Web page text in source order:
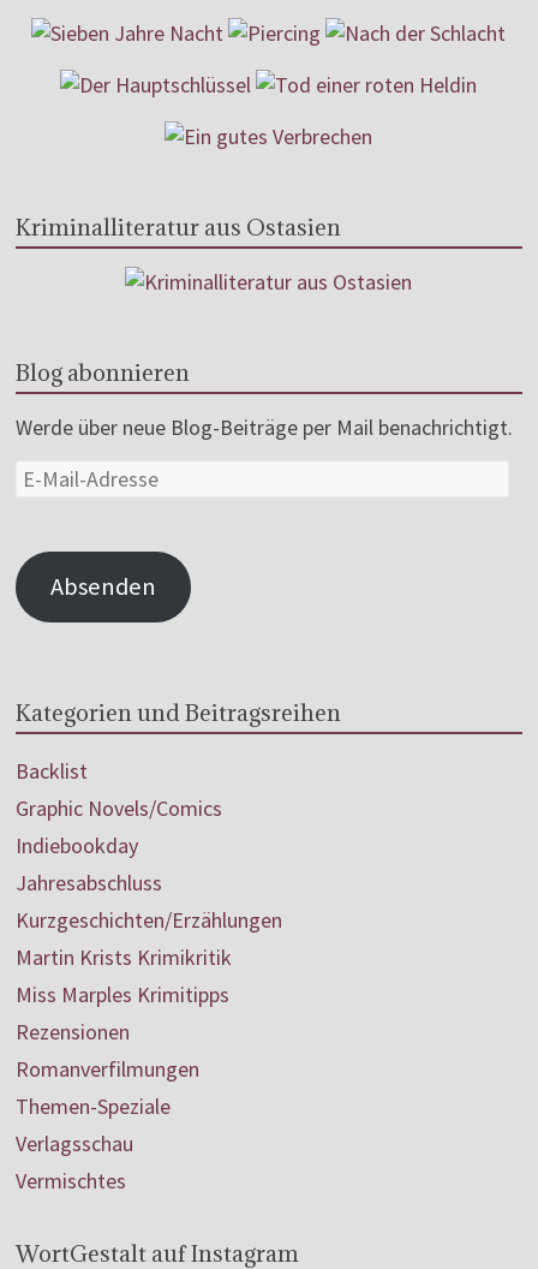
Kriminalliteratur aus Ostasien
Blog abonnieren
Werde über neue Blog-Beiträge per Mail benachrichtigt.
Absenden
Kategorien und Beitragsreihen
Backlist
Graphic Novels/Comics
Indiebookday
Jahresabschluss
Kurzgeschichten/Erzählungen
Martin Krists Krimikritik
Miss Marples Krimitipps
Rezensionen
Romanverfilmungen
Themen-Speziale
Verlagsschau
Vermischtes
WortGestalt auf Instagram